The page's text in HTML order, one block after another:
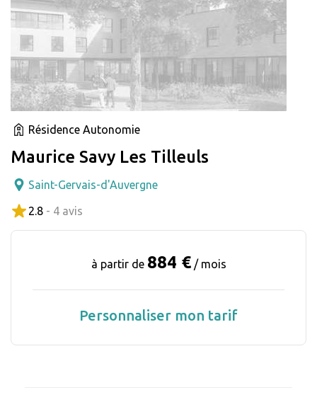
Résidence Autonomie
Maurice Savy Les Tilleuls
Saint-Gervais-d'Auvergne
2.8 - 4 avis
à partir de 884 € / mois
Personnaliser mon tarif